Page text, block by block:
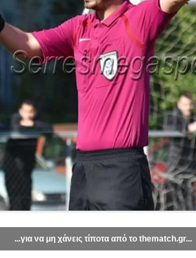
...για να μη χάνεις τίποτα από το thematch.gr...